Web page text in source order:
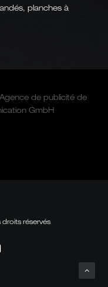
planches à
Agence de publicité de
GmbH
réservés